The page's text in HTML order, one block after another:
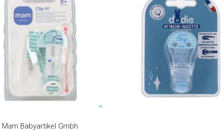
Mam Babyartikel Gmbh